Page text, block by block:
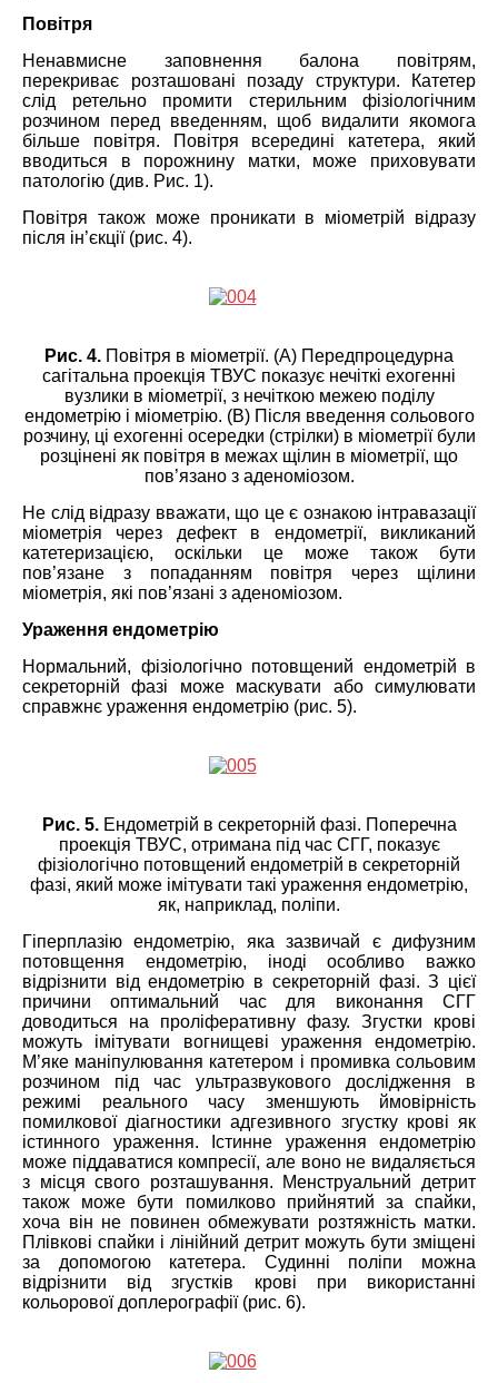
Повітря
Ненавмисне заповнення балона повітрям,
перекриває розташовані позаду структури. Катетер
слід ретельно промити стерильним фізіологічним
розчином перед введенням, щоб видалити якомога
більше повітря. Повітря всередині катетера, який
вводиться в порожнину матки, може приховувати
патологію (див. Рис. 1).
Повітря також може проникати в міометрій відразу
після ін’єкції (рис. 4).
Рис. 4. Повітря в міометрії. (A) Передпроцедурна
сагітальна проекція ТВУС показує нечіткі ехогенні
вузлики в міометрії, з нечіткою межею поділу
ендометрію і міометрію. (B) Після введення сольового
розчину, ці ехогенні осередки (стрілки) в міометрії були
розцінені як повітря в межах щілин в міометрії, що
пов’язано з аденоміозом.
Не слід відразу вважати, що це є ознакою інтравазації
міометрія через дефект в ендометрії, викликаний
катетеризацією, оскільки це може також бути
пов’язане з попаданням повітря через щілини
міометрія, які пов’язані з аденоміозом.
Ураження ендометрію
Нормальний, фізіологічно потовщений ендометрій в
секреторній фазі може маскувати або симулювати
справжнє ураження ендометрію (рис. 5).
Рис. 5.Ендометрій в секреторній фазі. Поперечна
проекція ТВУС, отримана під час СГГ, показує
фізіологічно потовщений ендометрій в секреторній
фазі, який може імітувати такі ураження ендометрію,
як, наприклад, поліпи.
Гіперплазію ендометрію, яка зазвичай є дифузним
потовщення ендометрію, іноді особливо важко
відрізнити від ендометрію в секреторній фазі. З цієї
причини оптимальний час для виконання СГГ
доводиться на проліферативну фазу. Згустки крові
можуть імітувати вогнищеві ураження ендометрію.
М’яке маніпулювання катетером і промивка сольовим
розчином під час ультразвукового дослідження в
режимі реального часу зменшують ймовірність
помилкової діагностики адгезивного згустку крові як
істинного ураження. Істинне ураження ендометрію
може піддаватися компресії, але воно не видаляється
з місця свого розташування. Менструальний детрит
також може бути помилково прийнятий за спайки,
хоча він не повинен обмежувати розтяжність матки.
Плівкові спайки і лінійний детрит можуть бути зміщені
за допомогою катетера. Судинні поліпи можна
відрізнити від згустків крові при використанні
кольорової доплерографії (рис. 6).